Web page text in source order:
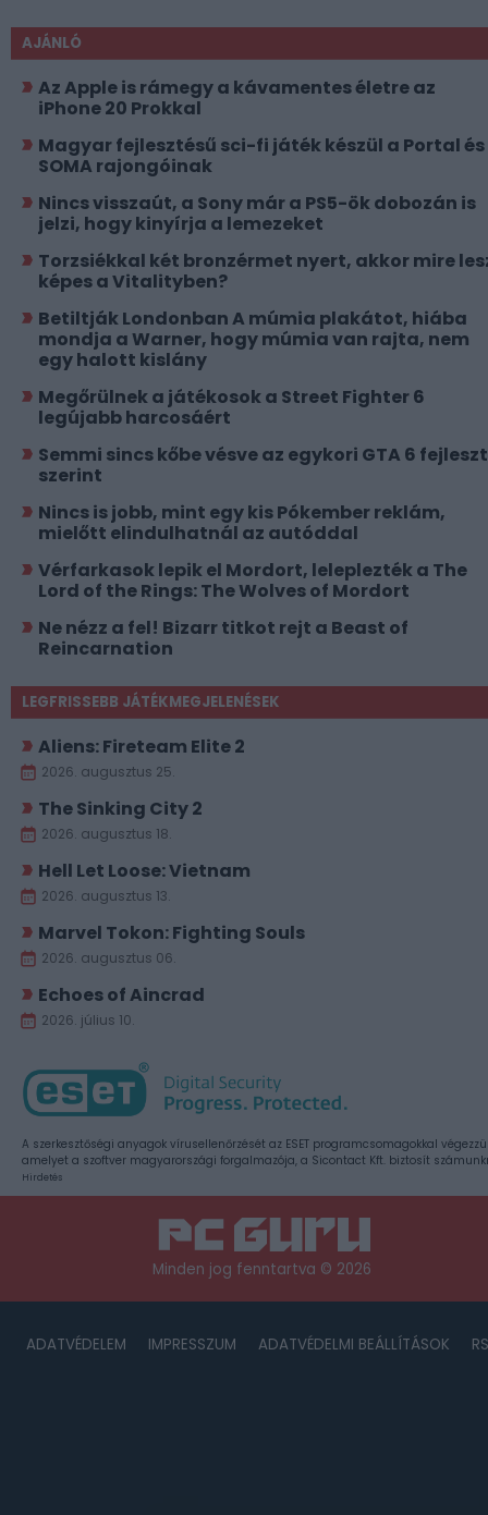
AJÁNLÓ
Az Apple is rámegy a kávamentes életre az
iPhone 20 Prokkal
Magyar fejlesztésű sci-fi játék készül a Portal és
SOMA rajongóinak
Nincs visszaút, a Sony már a PS5-ök dobozán is
jelzi, hogy kinyírja a lemezeket
Torzsiékkal két bronzérmet nyert, akkor mire
képes a Vitalityben?
Betiltják Londonban A múmia plakátot, hiába
mondja a Warner, hogy múmia van rajta, nem
egy halott kislány
Megőrülnek a játékosok a Street Fighter 6
legújabb harcosáért
Semmi sincs kőbe vésve az egykori GTA 6
szerint
Nincs is jobb, mint egy kis Pókember reklám,
mielőtt elindulhatnál az autóddal
Vérfarkasok lepik el Mordort, leleplezték a The
Lord of the Rings: The Wolves of Mordort
Ne nézz a fel! Bizarr titkot rejt a Beast of
Reincarnation
LEGFRISSEBB JÁTÉKMEGJELENÉSEK
Aliens: Fireteam Elite 2
2026. augusztus 25.
The Sinking City 2
2026. augusztus 18.
Hell Let Loose: Vietnam
2026. augusztus 13.
Marvel Tokon: Fighting Souls
2026. augusztus 06.
Echoes of Aincrad
2026. július 10.
A szerkesztőségi anyagok vírusellenőrzését az ESET programcsomagokkal
amelyet a szoftver magyarországi forgalmazója, a Sicontact Kft. biztosít
Hirdetés
Minden jog fenntartva © 2026
ADATVÉDELEM IMPRESSZUM ADATVÉDELMI BEÁLLÍTÁSOK